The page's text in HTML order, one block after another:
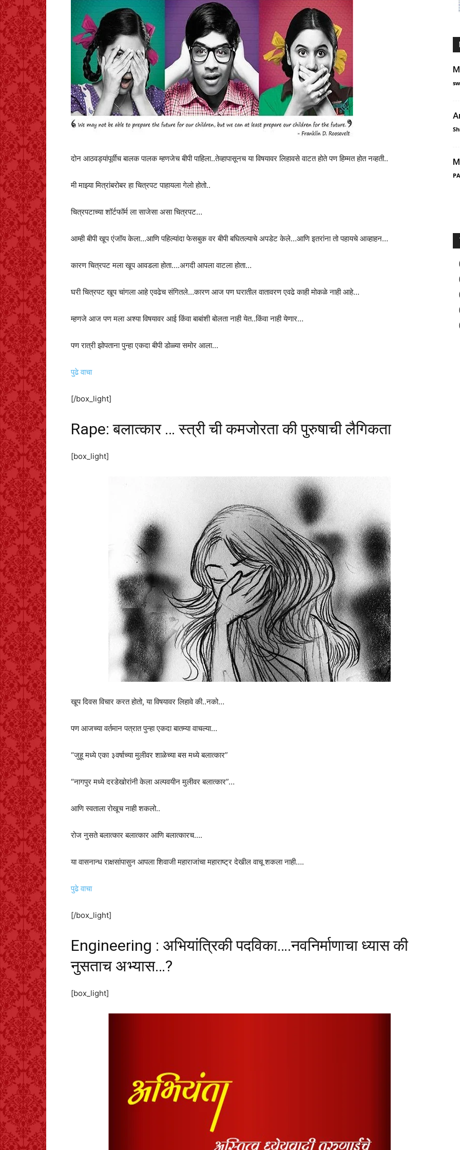
दोन आठवड्यांपूर्वीच बालक पालक म्हणजेच बीपी पाहिला..तेव्हापासूनच या विषयावर लिहावसे वाटत होते पण हिम्मत होत नव्हती..
मी माझ्या मित्रांबरोबर हा चित्रपट पाहायला गेलो होतो..
चित्रपटाच्या शॉर्टफॉर्म ला साजेसा असा चित्रपट…
आम्ही बीपी खूप एंजॉय केला…आणि पहिल्यांदा फेसबुक वर बीपी बघितल्याचे अपडेट केले…आणि इतरांना तो पहायचे आव्हाहन…
कारण चित्रपट मला खूप आवडला होता….अगदी आपला वाटला होता…
घरी चित्रपट खूप चांगला आहे एवढेच संगितले…कारण आज पण घरातील वातावरण एवढे काही मोकळे नाही आहे…
म्हणजे आज पण मला अश्या विषयावर आई किंवा बाबांशी बोलता नाही येत..किंवा नाही येणार…
पण रात्री झोपताना पुन्हा एकदा बीपी डोळ्या समोर आला…
पुढे वाचा
[/box_light]
Rape: बलात्कार … स्त्री ची कमजोरता की पुरुषाची लैगिकता
[box_light]
खूप दिवस विचार करत होतो, या विषयावर लिहावे की..नको…
पण आजच्या वर्तमान पत्रात पुन्हा एकदा बातम्या वाचल्या…
“जुहू मध्ये एका ३वर्षाच्या मुलीवर शाळेच्या बस मध्ये बलात्कार”
“नागपुर मध्ये दरडेखोरांनी केला अल्पवयीन मुलीवर बलात्कार”…
आणि स्वताला रोखूच नाही शकलो..
रोज नुसते बलात्कार बलात्कार आणि बलात्कारच….
या वासनान्ध राक्षसांपासुन आपला शिवाजी महाराजांचा महाराष्ट्र देखील वाचू शकला नाही….
पुढे वाचा
[/box_light]
Engineering : अभियांत्रिकी पदविका….नवनिर्माणाचा ध्यास की
नुसताच अभ्यास…?
[box_light]